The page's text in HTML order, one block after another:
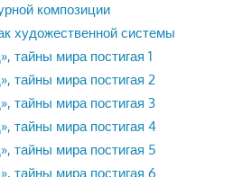
композиции
художественной системы
тайны мира постигая 1
тайны мира постигая 2
тайны мира постигая 3
тайны мира постигая 4
тайны мира постигая 5
тайны мира постигая 6